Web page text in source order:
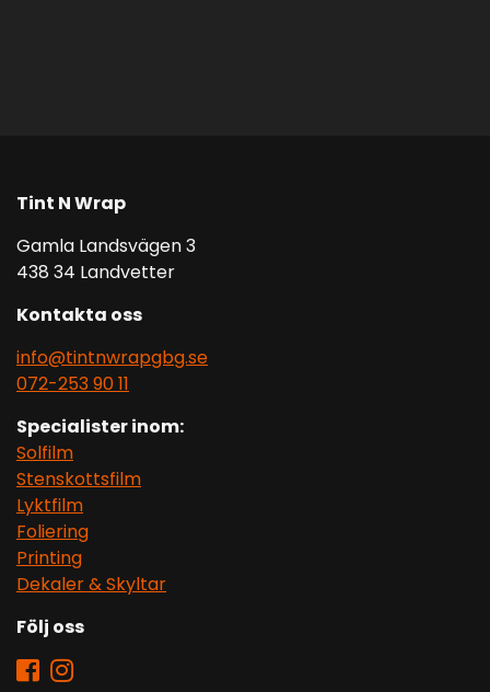
Tint N Wrap
Gamla Landsvägen 3
438 34 Landvetter
Kontakta oss
info@tintnwrapgbg.se
072-253 90 11
Specialister inom:
Solfilm
Stenskottsfilm
Lyktfilm
Foliering
Printing
Dekaler & Skyltar
Följ oss